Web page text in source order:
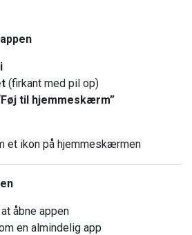
(firkant med pil op)
til hjemmeskærm”
et ikon på hjemmeskærmen
åbne appen
en almindelig app